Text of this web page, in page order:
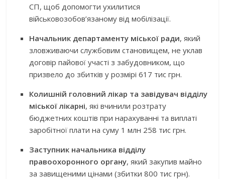
СП, щоб допомогти ухилитися
військовозобов’язаному від мобілізації.
Начальник департаменту міської ради, який
зловживаючи службовим становищем, не уклав
договір пайової участі з забудовником, що
призвело до збитків у розмірі 617 тис грн.
Колишній головний лікар та завідувач відділу
міської лікарні, які вчинили розтрату
бюджетних коштів при нарахуванні та виплаті
заробітної плати на суму 1 млн 258 тис грн.
Заступник начальника відділу
правоохоронного органу, який закупив майно
за завищеними цінами (збитки 800 тис грн).